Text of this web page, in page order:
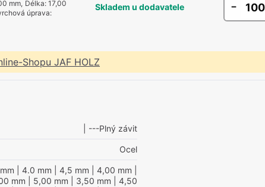
mm, Délka: 17,00
úprava:
Skladem u dodavatele -
Shopu JAF HOLZ
| ---Plný závit
Ocel
| 4.0 mm | 4,5 mm | 4,00 mm
mm | 5,00 mm | 3,50 mm | 4,50